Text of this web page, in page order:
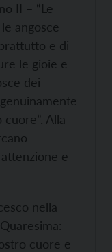
II – “Le
angosce
e di
le gioie e
dei
Alla
e
nella
cuore e